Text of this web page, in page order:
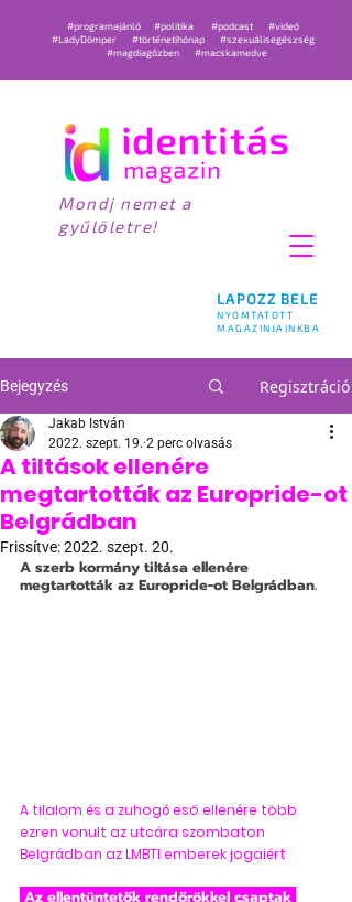
LAPOZZ BELE
NYOMTATOTT
MAGAZINJAINKBA
#programajánló #politika #podcast
#videó
#LadyDömper
#történetihónap
#szexuálisegészség
#magdiagőzben
#macskamedve
Mondj nemet a
gyűlöletre!
Bejegyzés Regisztráció
A tiltások ellenére
megtartották az Europride-ot
Belgrádban
Jakab István
2022. szept. 19. 2 perc olvasás
Frissítve:2022. szept. 20.
A szerb kormány tiltása ellenére
megtartották az Europride-ot Belgrádban.
A tilalom és a zuhogó eső ellenére több
ezren vonult az utcára szombaton
Belgrádban az LMBTI emberek jogaiért